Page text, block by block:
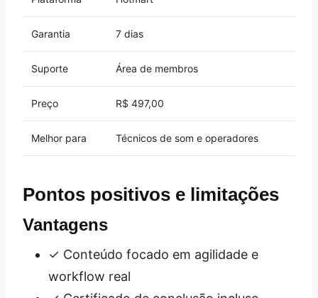
Garantia 7 dias
Suporte Área de membros
Preço R$ 497,00
Melhor para Técnicos de som e operadores
Pontos positivos e limitações
Vantagens
✓ Conteúdo focado em agilidade e
workflow real